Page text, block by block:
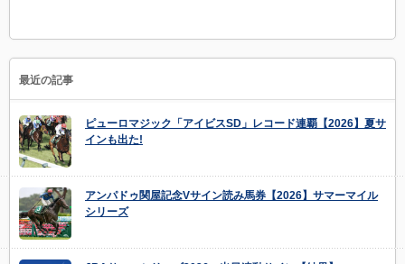
最近の記事
ピューロマジック「アイビスSD」レコード連覇【2026】夏サ
インも出た!
アンパドゥ関屋記念Vサイン読み馬券【2026】サマーマイル
シリーズ